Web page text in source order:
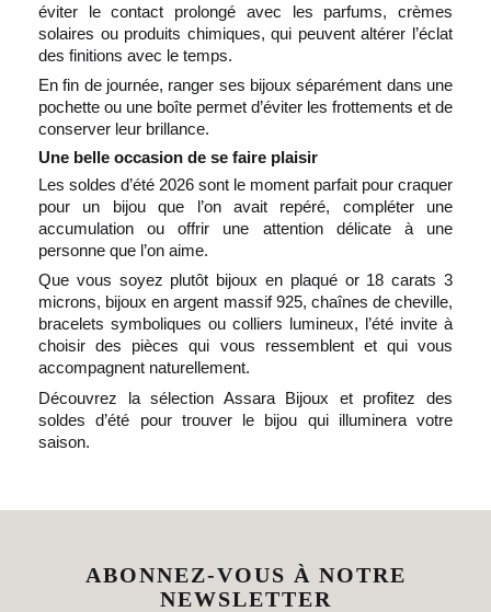
éviter le contact prolongé avec les parfums, crèmes
solaires ou produits chimiques, qui peuvent altérer l’éclat
des finitions avec le temps.
En fin de journée, ranger ses bijoux séparément dans une
pochette ou une boîte permet d’éviter les frottements et de
conserver leur brillance.
Une belle occasion de se faire plaisir
Les soldes d’été 2026 sont le moment parfait pour craquer
pour un bijou que l’on avait repéré, compléter une
accumulation ou offrir une attention délicate à une
personne que l’on aime.
Que vous soyez plutôt bijoux en plaqué or 18 carats 3
microns, bijoux en argent massif 925, chaînes de cheville,
bracelets symboliques ou colliers lumineux, l’été invite à
choisir des pièces qui vous ressemblent et qui vous
accompagnent naturellement.
Découvrez la sélection Assara Bijoux et profitez des
soldes d’été pour trouver le bijou qui illuminera votre
saison.
ABONNEZ-VOUS À NOTRE
NEWSLETTER